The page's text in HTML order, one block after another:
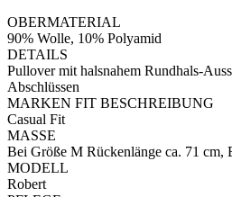
OBERMATERIAL
90% Wolle, 10% Polyamid
DETAILS
Pullover mit halsnahem Rundhals-
Abschlüssen
MARKEN FIT BESCHREIBUNG
Casual Fit
MASSE
Bei Größe M Rückenlänge ca. 71 cm,
MODELL
Robert